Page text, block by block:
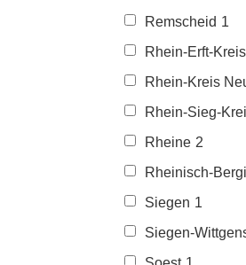
Remscheid 1
Rhein-Erft-Kreis
Rhein-Kreis
Rhein-Sieg-
Rheine 2
Rheinisch-
Siegen 1
Siegen-